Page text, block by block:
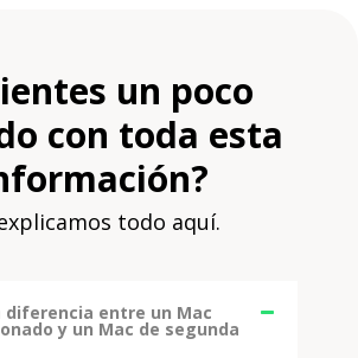
un poco
con toda esta
todo aquí.
diferencia entre un Mac
y un Mac de segunda